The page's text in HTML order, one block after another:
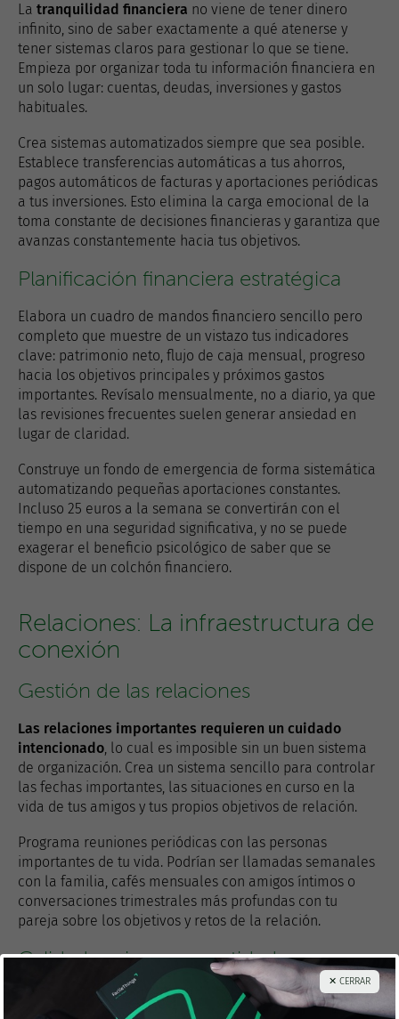
La tranquilidad financiera no viene de tener dinero
infinito, sino de saber exactamente a qué atenerse y
tener sistemas claros para gestionar lo que se tiene.
Empieza por organizar toda tu información financiera en
un solo lugar: cuentas, deudas, inversiones y gastos
habituales.
Crea sistemas automatizados siempre que sea posible.
Establece transferencias automáticas a tus ahorros,
pagos automáticos de facturas y aportaciones periódicas
a tus inversiones. Esto elimina la carga emocional de la
toma constante de decisiones financieras y garantiza que
avanzas constantemente hacia tus objetivos.
Planificación financiera estratégica
Elabora un cuadro de mandos financiero sencillo pero
completo que muestre de un vistazo tus indicadores
clave: patrimonio neto, flujo de caja mensual, progreso
hacia los objetivos principales y próximos gastos
importantes. Revísalo mensualmente, no a diario, ya que
las revisiones frecuentes suelen generar ansiedad en
lugar de claridad.
Construye un fondo de emergencia de forma sistemática
automatizando pequeñas aportaciones constantes.
Incluso 25 euros a la semana se convertirán con el
tiempo en una seguridad significativa, y no se puede
exagerar el beneficio psicológico de saber que se
dispone de un colchón financiero.
Relaciones: La infraestructura de
conexión
Gestión de las relaciones
Las relaciones importantes requieren un cuidado
intencionado, lo cual es imposible sin un buen sistema
de organización. Crea un sistema sencillo para controlar
las fechas importantes, las situaciones en curso en la
vida de tus amigos y tus propios objetivos de relación.
Programa reuniones periódicas con las personas
importantes de tu vida. Podrían ser llamadas semanales
con la familia, cafés mensuales con amigos íntimos o
conversaciones trimestrales más profundas con tu
pareja sobre los objetivos y retos de la relación.
Calidad mejor que cantidad
En lugar de intentar mantener conexiones superficiales
✕ CERRAR